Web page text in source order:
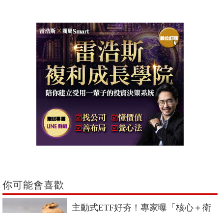
你可能會喜歡
主動式ETF好夯！專家曝「核心＋衛